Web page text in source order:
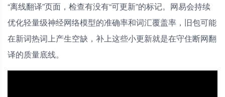
“离线翻译”页面，检查有没有“可更新”的标记。网易会持续
优化轻量级神经网络模型的准确率和词汇覆盖率，旧包可能
在新词热词上产生空缺，补上这些小更新就是在守住断网翻
译的质量底线。